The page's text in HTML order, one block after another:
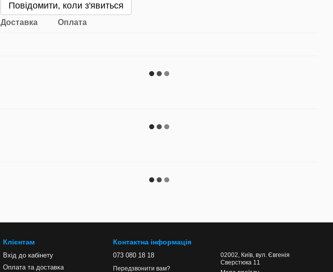
Повідомити, коли з'явиться
Доставка Оплата
Клієнтам
Вхід до кабінету
Оплата та доставка
Контактна інформація
073 080 18 18
Передзвонити вам?
02002, Київ, вул. Євгенія
Сверстюка 11